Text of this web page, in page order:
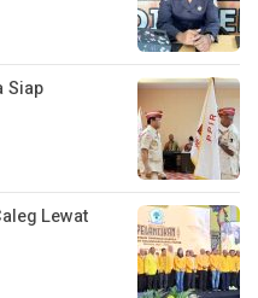
Siap
Lewat